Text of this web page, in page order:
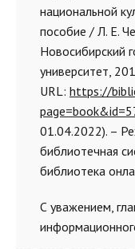
национальной
пособие / Л. Е.
Новосибирский
университет,
URL: https://
01.04.2022). –
библиотечная
библиотека
С уважением,